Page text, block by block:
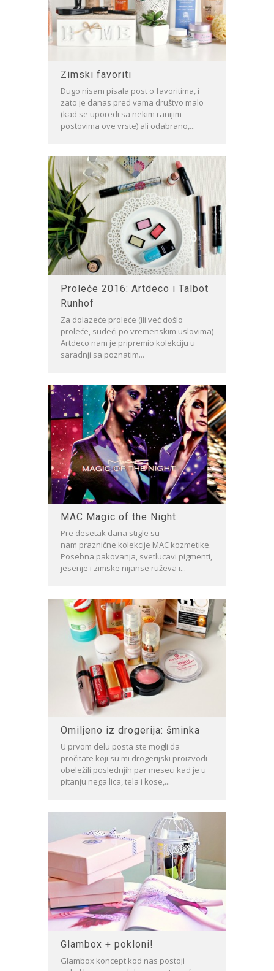
Zimski favoriti
Dugo nisam pisala post o favoritima, i
zato je danas pred vama društvo malo
(kad se uporedi sa nekim ranijim
postovima ove vrste) ali odabrano,...
Proleće 2016: Artdeco i Talbot
Runhof
Za dolazeće proleće (ili već došlo
proleće, sudeći po vremenskim uslovima)
Artdeco nam je pripremio kolekciju u
saradnji sa poznatim...
MAC Magic of the Night
Pre desetak dana stigle su
nam praznične kolekcije MAC kozmetike.
Posebna pakovanja, svetlucavi pigmenti,
jesenje i zimske nijanse ruževa i...
Omiljeno iz drogerija: šminka
U prvom delu posta ste mogli da
pročitate koji su mi drogerijski proizvodi
obeležili poslednjih par meseci kad je u
pitanju nega lica, tela i kose,...
Glambox + pokloni!
Glambox koncept kod nas postoji